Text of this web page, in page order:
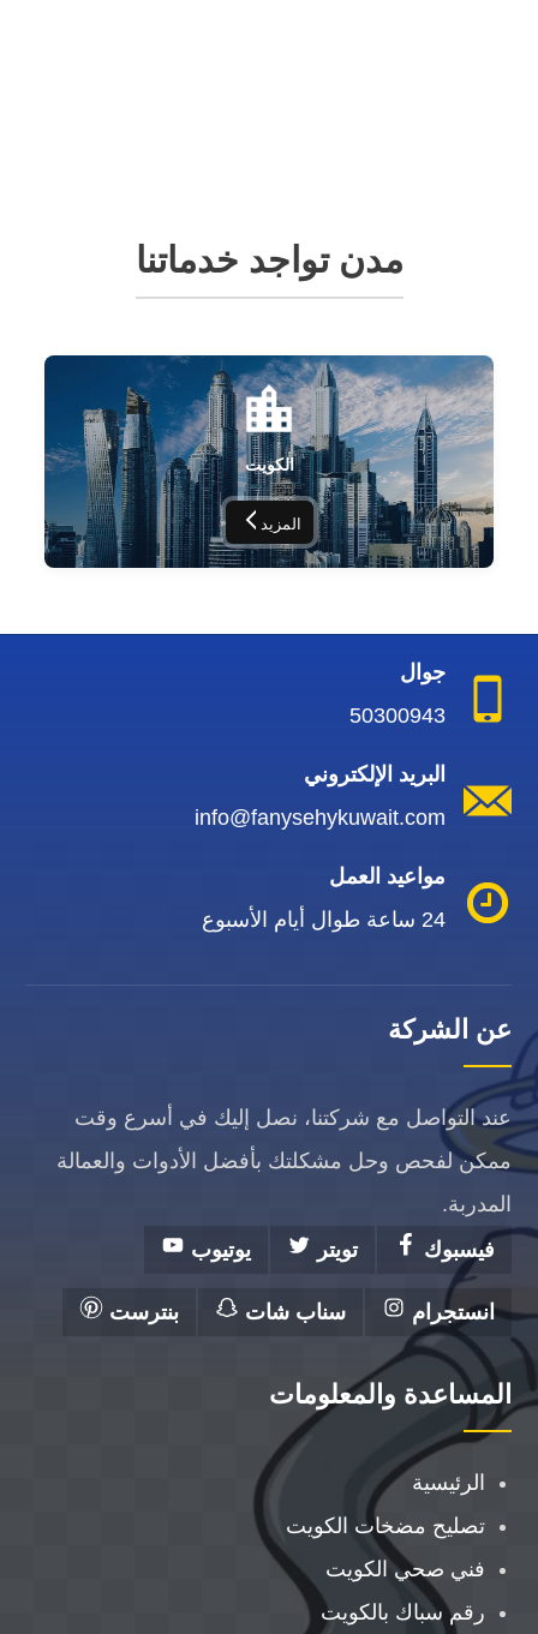
مدن تواجد خدماتنا
الكويت
المزيد
جوال
50300943
البريد الإلكتروني
info@fanysehykuwait.com
مواعيد العمل
24 ساعة طوال أيام الأسبوع
عن الشركة
عند التواصل مع شركتنا، نصل إليك في أسرع وقت
ممكن لفحص وحل مشكلتك بأفضل الأدوات والعمالة
المدربة.
فيسبوك
تويتر يوتيوب
انستجرام سناب شات بنترست
المساعدة والمعلومات
الرئيسية
تصليح مضخات الكويت
فني صحي الكويت
رقم سباك بالكويت